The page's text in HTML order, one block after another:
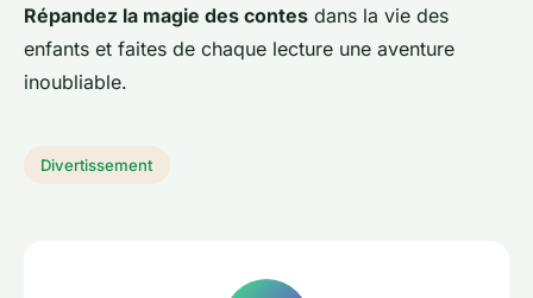
Répandez la magie des contes dans la vie des
enfants et faites de chaque lecture une aventure
inoubliable.
Divertissement